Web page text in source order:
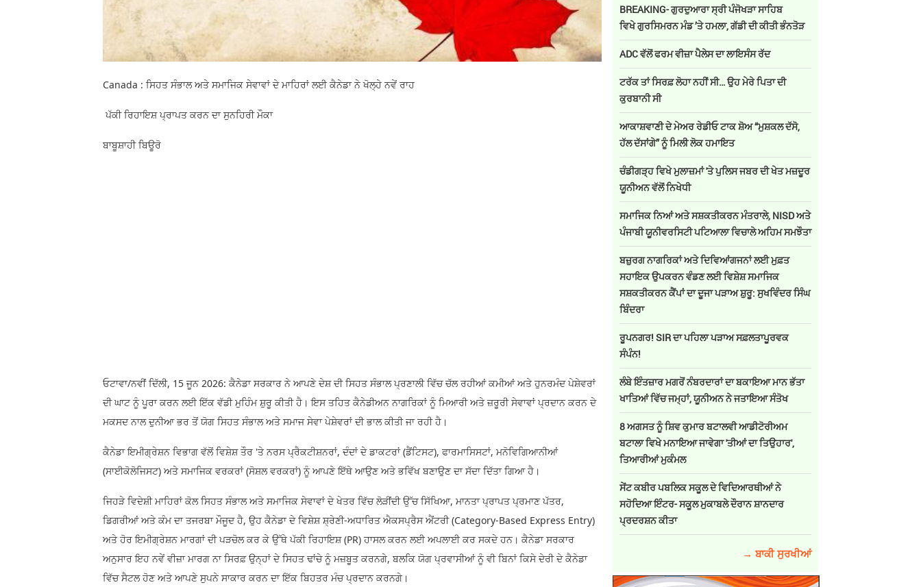
Canada : ਸਿਹਤ ਸੰਭਾਲ ਅਤੇ ਸਮਾਜਿਕ ਸੇਵਾਵਾਂ ਦੇ ਮਾਹਿਰਾਂ ਲਈ ਕੈਨੇਡਾ ਨੇ ਖੋਲ੍ਹੇ ਨਵੇਂ ਰਾਹ
ਪੱਕੀ ਰਿਹਾਇਸ਼ ਪ੍ਰਾਪਤ ਕਰਨ ਦਾ ਸੁਨਹਿਰੀ ਮੌਕਾ
ਬਾਬੂਸ਼ਾਹੀ ਬਿਊਰੋ
ਓਟਾਵਾ/ਨਵੀਂ ਦਿੱਲੀ, 15 ਜੂਨ 2026: ਕੈਨੇਡਾ ਸਰਕਾਰ ਨੇ ਆਪਣੇ ਦੇਸ਼ ਦੀ ਸਿਹਤ ਸੰਭਾਲ ਪ੍ਰਣਾਲੀ ਵਿੱਚ ਚੱਲ ਰਹੀਆਂ ਕਮੀਆਂ ਅਤੇ ਹੁਨਰਮੰਦ ਪੇਸ਼ੇਵਰਾਂ
ਦੀ ਘਾਟ ਨੂੰ ਪੂਰਾ ਕਰਨ ਲਈ ਇੱਕ ਵੱਡੀ ਮੁਹਿੰਮ ਸ਼ੁਰੂ ਕੀਤੀ ਹੈ। ਇਸ ਤਹਿਤ ਕੈਨੇਡੀਅਨ ਨਾਗਰਿਕਾਂ ਨੂੰ ਮਿਆਰੀ ਅਤੇ ਜ਼ਰੂਰੀ ਸੇਵਾਵਾਂ ਪ੍ਰਦਾਨ ਕਰਨ ਦੇ
ਮਕਸਦ ਨਾਲ ਦੁਨੀਆ ਭਰ ਤੋਂ ਯੋਗ ਸਿਹਤ ਸੰਭਾਲ ਅਤੇ ਸਮਾਜ ਸੇਵਾ ਪੇਸ਼ੇਵਰਾਂ ਦੀ ਭਾਲ ਕੀਤੀ ਜਾ ਰਹੀ ਹੈ।
ਕੈਨੇਡਾ ਇਮੀਗ੍ਰੇਸ਼ਨ ਵਿਭਾਗ ਵੱਲੋਂ ਵਿਸ਼ੇਸ਼ ਤੌਰ 'ਤੇ ਨਰਸ ਪ੍ਰੈਕਟੀਸ਼ਨਰਾਂ, ਦੰਦਾਂ ਦੇ ਡਾਕਟਰਾਂ (ਡੈਂਟਿਸਟ), ਫਾਰਮਾਸਿਸਟਾਂ, ਮਨੋਵਿਗਿਆਨੀਆਂ
(ਸਾਈਕੋਲੋਜਿਸਟ) ਅਤੇ ਸਮਾਜਿਕ ਵਰਕਰਾਂ (ਸੋਸ਼ਲ ਵਰਕਰਾਂ) ਨੂੰ ਆਪਣੇ ਇੱਥੇ ਆਉਣ ਅਤੇ ਭਵਿੱਖ ਬਣਾਉਣ ਦਾ ਸੱਦਾ ਦਿੱਤਾ ਗਿਆ ਹੈ।
ਜਿਹੜੇ ਵਿਦੇਸ਼ੀ ਮਾਹਿਰਾਂ ਕੋਲ ਸਿਹਤ ਸੰਭਾਲ ਅਤੇ ਸਮਾਜਿਕ ਸੇਵਾਵਾਂ ਦੇ ਖੇਤਰ ਵਿੱਚ ਲੋੜੀਂਦੀ ਉੱਚ ਸਿੱਖਿਆ, ਮਾਨਤਾ ਪ੍ਰਾਪਤ ਪ੍ਰਮਾਣ ਪੱਤਰ,
ਡਿਗਰੀਆਂ ਅਤੇ ਕੰਮ ਦਾ ਤਜਰਬਾ ਮੌਜੂਦ ਹੈ, ਉਹ ਕੈਨੇਡਾ ਦੇ ਵਿਸ਼ੇਸ਼ ਸ਼੍ਰੇਣੀ-ਅਧਾਰਿਤ ਐਕਸਪ੍ਰੈਸ ਐਂਟਰੀ (Category-Based Express Entry)
ਅਤੇ ਹੋਰ ਇਮੀਗ੍ਰੇਸ਼ਨ ਮਾਰਗਾਂ ਦੀ ਪੜਚੋਲ ਕਰ ਕੇ ਉੱਥੇ ਪੱਕੀ ਰਿਹਾਇਸ਼ (PR) ਹਾਸਲ ਕਰਨ ਲਈ ਅਪਲਾਈ ਕਰ ਸਕਦੇ ਹਨ। ਕੈਨੇਡਾ ਸਰਕਾਰ
ਅਨੁਸਾਰ ਇਹ ਨਵੇਂ ਵੀਜ਼ਾ ਮਾਰਗ ਨਾ ਸਿਰਫ਼ ਉਨ੍ਹਾਂ ਦੇ ਸਿਹਤ ਢਾਂਚੇ ਨੂੰ ਮਜ਼ਬੂਤ ਕਰਨਗੇ, ਬਲਕਿ ਯੋਗ ਪ੍ਰਵਾਸੀਆਂ ਨੂੰ ਵੀ ਬਿਨਾਂ ਕਿਸੇ ਦੇਰੀ ਦੇ ਕੈਨੇਡਾ
ਵਿੱਚ ਸੈਟਲ ਹੋਣ ਅਤੇ ਆਪਣੇ ਸੁਪਨੇ ਸਾਕਾਰ ਕਰਨ ਦਾ ਇੱਕ ਬਿਹਤਰ ਮੰਚ ਪ੍ਰਦਾਨ ਕਰਨਗੇ।
BREAKING- ਗੁਰਦੁਆਰਾ ਸ੍ਰੀ ਪੰਜੋਖੜਾ ਸਾਹਿਬ
ਵਿਖੇ ਗੁਰਸਿਮਰਨ ਮੰਡ ’ਤੇ ਹਮਲਾ, ਗੱਡੀ ਦੀ ਕੀਤੀ ਭੰਨਤੋੜ
ADC ਵੱਲੋਂ ਫਰਮ ਵੀਜ਼ਾ ਪੈਲੇਸ ਦਾ ਲਾਇਸੰਸ ਰੱਦ
ਟਰੱਕ ਤਾਂ ਸਿਰਫ਼ ਲੋਹਾ ਨਹੀਂ ਸੀ… ਉਹ ਮੇਰੇ ਪਿਤਾ ਦੀ
ਕੁਰਬਾਨੀ ਸੀ
ਆਕਾਸ਼ਵਾਣੀ ਦੇ ਮੇਅਰ ਰੇਡੀਓ ਟਾਕ ਸ਼ੋਅ “ਮੁਸ਼ਕਲ ਦੱਸੋ,
ਹੱਲ ਦੱਸਾਂਗੇ” ਨੂੰ ਮਿਲੀ ਲੋਕ ਹਮਾਇਤ
ਚੰਡੀਗੜ੍ਹ ਵਿਖੇ ਮੁਲਾਜ਼ਮਾਂ 'ਤੇ ਪੁਲਿਸ ਜਬਰ ਦੀ ਖੇਤ ਮਜ਼ਦੂਰ
ਯੂਨੀਅਨ ਵੱਲੋਂ ਨਿਖੇਧੀ
ਸਮਾਜਿਕ ਨਿਆਂ ਅਤੇ ਸਸ਼ਕਤੀਕਰਨ ਮੰਤਰਾਲੇ, NISD ਅਤੇ
ਪੰਜਾਬੀ ਯੂਨੀਵਰਸਿਟੀ ਪਟਿਆਲਾ ਵਿਚਾਲੇ ਅਹਿਮ ਸਮਝੌਤਾ
ਬਜ਼ੁਰਗ ਨਾਗਰਿਕਾਂ ਅਤੇ ਦਿਵਿਆਂਗਜਨਾਂ ਲਈ ਮੁਫ਼ਤ
ਸਹਾਇਕ ਉਪਕਰਨ ਵੰਡਣ ਲਈ ਵਿਸ਼ੇਸ਼ ਸਮਾਜਿਕ
ਸਸ਼ਕਤੀਕਰਨ ਕੈਂਪਾਂ ਦਾ ਦੂਜਾ ਪੜਾਅ ਸ਼ੁਰੂ: ਸੁਖਵਿੰਦਰ ਸਿੰਘ
ਬਿੰਦਰਾ
ਰੂਪਨਗਰ! SIR ਦਾ ਪਹਿਲਾ ਪੜਾਅ ਸਫ਼ਲਤਾਪੂਰਵਕ
ਸੰਪੰਨ!
ਲੰਬੇ ਇੰਤਜ਼ਾਰ ਮਗਰੋਂ ਨੰਬਰਦਾਰਾਂ ਦਾ ਬਕਾਇਆ ਮਾਨ ਭੱਤਾ
ਖਾਤਿਆਂ ਵਿੱਚ ਜਮ੍ਹਾਂ, ਯੂਨੀਅਨ ਨੇ ਜਤਾਇਆ ਸੰਤੋਖ
8 ਅਗਸਤ ਨੂੰ ਸ਼ਿਵ ਕੁਮਾਰ ਬਟਾਲਵੀ ਆਡੀਟੋਰੀਅਮ
ਬਟਾਲਾ ਵਿਖੇ ਮਨਾਇਆ ਜਾਵੇਗਾ 'ਤੀਆਂ ਦਾ ਤਿਉਹਾਰ',
ਤਿਆਰੀਆਂ ਮੁਕੰਮਲ
ਸੇਂਟ ਕਬੀਰ ਪਬਲਿਕ ਸਕੂਲ ਦੇ ਵਿਦਿਆਰਥੀਆਂ ਨੇ
ਸਹੋਦਿਆ ਇੰਟਰ- ਸਕੂਲ ਮੁਕਾਬਲੇ ਦੌਰਾਨ ਸ਼ਾਨਦਾਰ
ਪ੍ਰਦਰਸ਼ਨ ਕੀਤਾ
→ ਬਾਕੀ ਸੁਰਖੀਆਂ